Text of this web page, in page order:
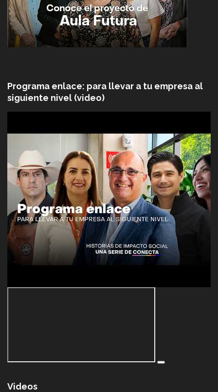
Programa enlace: para llevar a tu empresa al
siguiente nivel (video)
Videos